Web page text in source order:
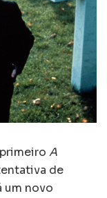
A
de
um novo